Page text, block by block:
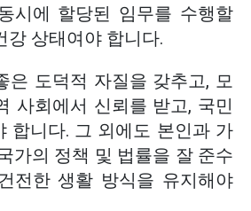
시에 할당된 임무를 수행할
강 상태여야 합니다.
은 도덕적 자질을 갖추고, 모
사회에서 신뢰를 받고, 국민
합니다. 그 외에도 본인과 가
가의 정책 및 법률을 잘 준수
전한 생활 방식을 유지해야